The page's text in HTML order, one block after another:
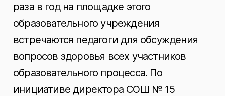
раза в год на площадке этого
образовательного учреждения
встречаются педагоги для обсуждения
вопросов здоровья всех участников
образовательного процесса. По
инициативе директора СОШ № 15